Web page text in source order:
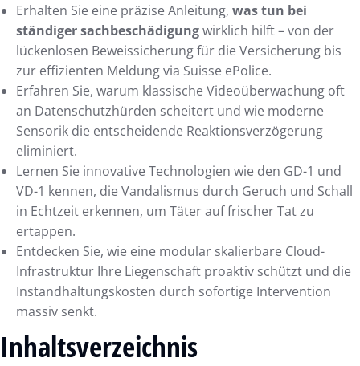
Erhalten Sie eine präzise Anleitung, was tun bei
ständiger sachbeschädigungwirklich hilft – von der
lückenlosen Beweissicherung für die Versicherung bis
zur effizienten Meldung via Suisse ePolice.
Erfahren Sie, warum klassische Videoüberwachung oft
an Datenschutzhürden scheitert und wie moderne
Sensorik die entscheidende Reaktionsverzögerung
eliminiert.
Lernen Sie innovative Technologien wie den GD-1 und
VD-1 kennen, die Vandalismus durch Geruch und Schall
in Echtzeit erkennen, um Täter auf frischer Tat zu
ertappen.
Entdecken Sie, wie eine modular skalierbare Cloud-
Infrastruktur Ihre Liegenschaft proaktiv schützt und die
Instandhaltungskosten durch sofortige Intervention
massiv senkt.
Inhaltsverzeichnis